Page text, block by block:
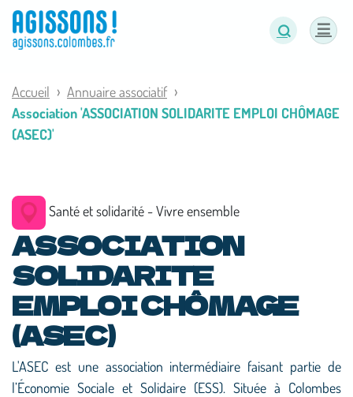
Accueil
Annuaire associatif
Association 'ASSOCIATION SOLIDARITE EMPLOI CHÔMAGE
(ASEC)'
Santé et solidarité - Vivre ensemble
ASSOCIATION
SOLIDARITE
EMPLOI CHÔMAGE
(ASEC)
L'ASEC est une association intermédiaire faisant partie de
l’Économie Sociale et Solidaire (ESS). Située à Colombes
Panneau de gestion des cookies